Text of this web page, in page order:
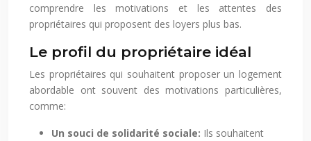
comprendre les motivations et les attentes des
propriétaires qui proposent des loyers plus bas.
Le profil du propriétaire idéal
Les propriétaires qui souhaitent proposer un logement
abordable ont souvent des motivations particulières,
comme:
Un souci de solidarité sociale: Ils souhaitent